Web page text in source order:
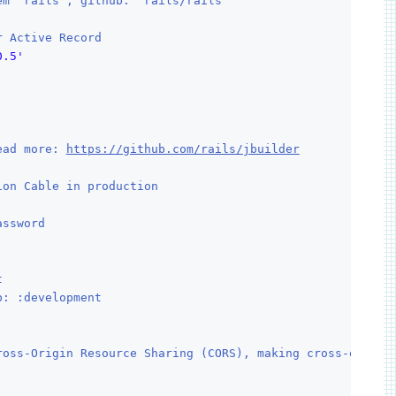
Active Record
more: https://github.com/rails/jbuilder
Cable in production
:development
Origin Resource Sharing (CORS), making cross-origin